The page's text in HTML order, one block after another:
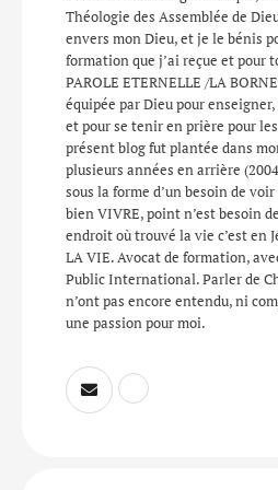
Théologie des Assemblée de
envers mon Dieu, et je le bénis
formation que j’ai reçue et pour
PAROLE ETERNELLE /LA
équipée par Dieu pour
et pour se tenir en prière pour
présent blog fut plantée dans
plusieurs années en arrière
sous la forme d’un besoin de voir
bien VIVRE, point n’est besoin
endroit où trouvé la vie c’est en
LA VIE. Avocat de formation,
Public International. Parler de
n’ont pas encore entendu, ni
une passion pour moi.